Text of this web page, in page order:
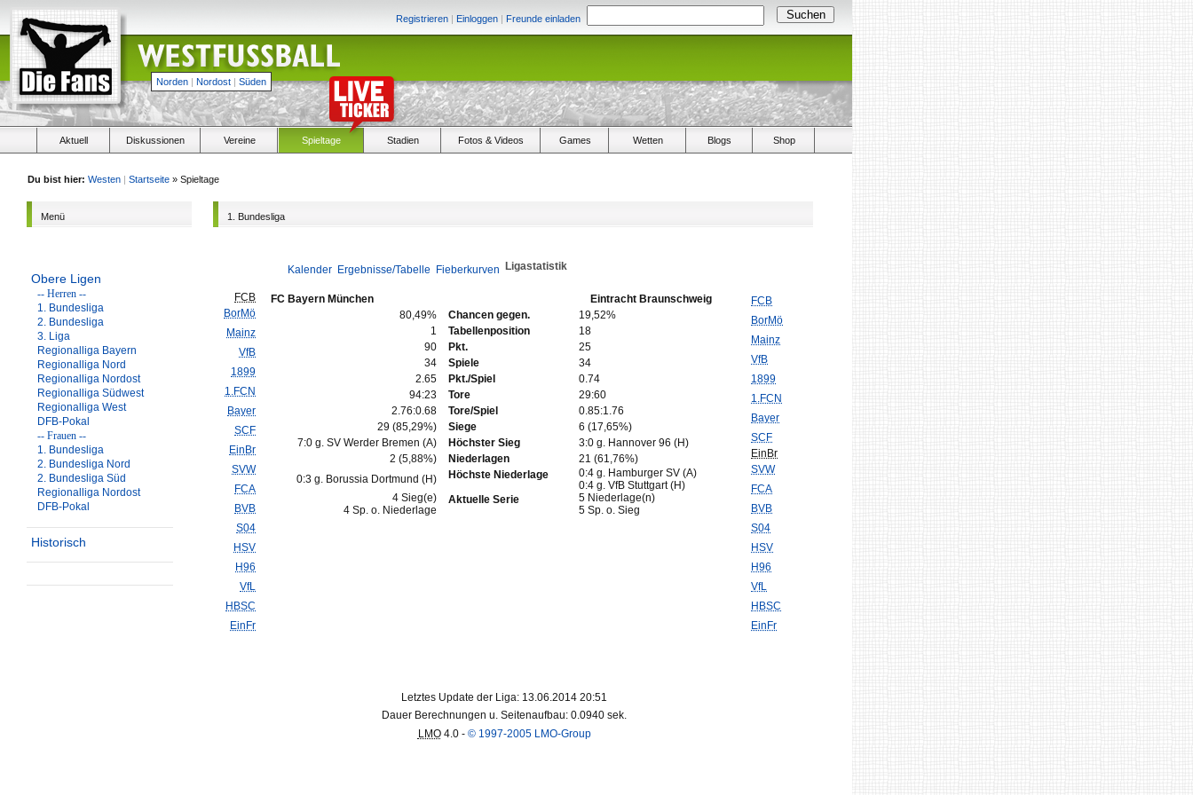
Registrieren | Einloggen | Freunde einladen
Norden | Nordost | Süden
Aktuell Diskussionen Vereine Spieltage Stadien Fotos & Videos Games Wetten Blogs Shop
Du bist hier: Westen | Startseite » Spieltage
Menü
Obere Ligen
-- Herren --
1. Bundesliga
2. Bundesliga
3. Liga
Regionalliga Bayern
Regionalliga Nord
Regionalliga Nordost
Regionalliga Südwest
Regionalliga West
DFB-Pokal
-- Frauen --
1. Bundesliga
2. Bundesliga Nord
2. Bundesliga Süd
Regionalliga Nordost
DFB-Pokal
Historisch
1. Bundesliga
Kalender Ergebnisse/Tabelle Fieberkurven Ligastatistik
FCB
BorMö
Mainz
VfB
1899
1.FCN
Bayer
SCF
EinBr
SVW
FCA
BVB
S04
HSV
H96
VfL
HBSC
EinFr
FC Bayern München
Eintracht Braunschweig
80,49%
Chancen gegen.
19,52%
1
Tabellenposition
18
90
Pkt.
25
34
Spiele
34
2.65
Pkt./Spiel
0.74
94:23
Tore
29:60
2.76:0.68
Tore/Spiel
0.85:1.76
29 (85,29%)
Siege
6 (17,65%)
7:0 g. SV Werder Bremen (A)
Höchster Sieg
3:0 g. Hannover 96 (H)
2 (5,88%)
Niederlagen
21 (61,76%)
0:3 g. Borussia Dortmund (H)
Höchste Niederlage
0:4 g. Hamburger SV (A)
0:4 g. VfB Stuttgart (H)
4 Sieg(e)
4 Sp. o. Niederlage
Aktuelle Serie
5 Niederlage(n)
5 Sp. o. Sieg
FCB
BorMö
Mainz
VfB
1899
1.FCN
Bayer
SCF
EinBr
SVW
FCA
BVB
S04
HSV
H96
VfL
HBSC
EinFr
Letztes Update der Liga: 13.06.2014 20:51
Dauer Berechnungen u. Seitenaufbau: 0.0940 sek.
LMO4.0 - © 1997-2005 LMO-Group